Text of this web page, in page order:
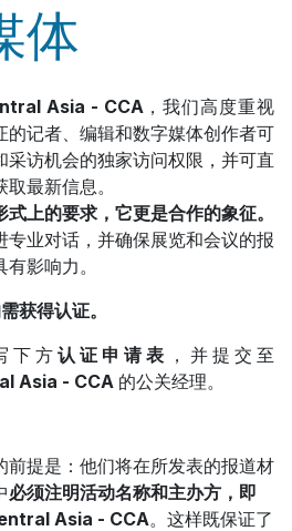
体
Asia - CCA ，我们高度重视
的记者、编辑和数字媒体创作者可
采访机会的独家访问权限，并可直
最新信息。
上的要求，它更是合作的象征。
专业对话，并确保展览和会议的报
影响力。
获得认证。
下方 认证申请表 ，并提交至
Asia - CCA 的公关经理。
前提是：他们将在所发表的报道材
必须注明活动名称和主办方，即
Asia - CCA。这样既保证了